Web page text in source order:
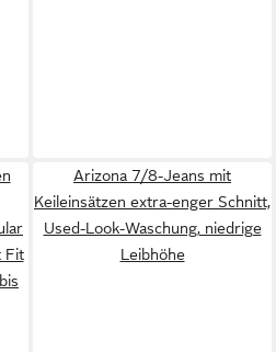
Fit
Arizona 7/8-Jeans mit
Keileinsätzen extra-enger Schnitt,
Used-Look-Waschung, niedrige
Leibhöhe